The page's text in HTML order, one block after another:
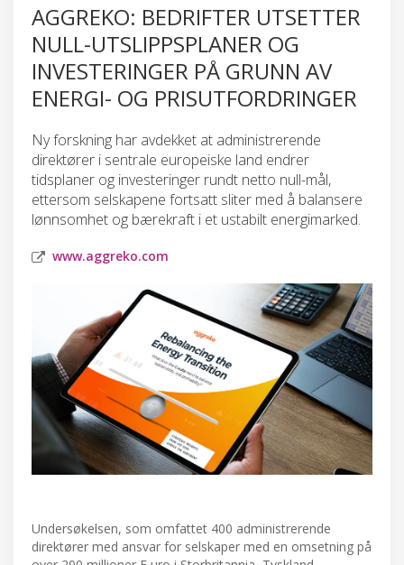
AGGREKO: BEDRIFTER UTSETTER
NULL-UTSLIPPSPLANER OG
INVESTERINGER PÅ GRUNN AV
ENERGI- OG PRISUTFORDRINGER
Ny forskning har avdekket at administrerende
direktører i sentrale europeiske land endrer
tidsplaner og investeringer rundt netto null-mål,
ettersom selskapene fortsatt sliter med å balansere
lønnsomhet og bærekraft i et ustabilt energimarked.
www.aggreko.com
Undersøkelsen, som omfattet 400 administrerende
direktører med ansvar for selskaper med en omsetning på